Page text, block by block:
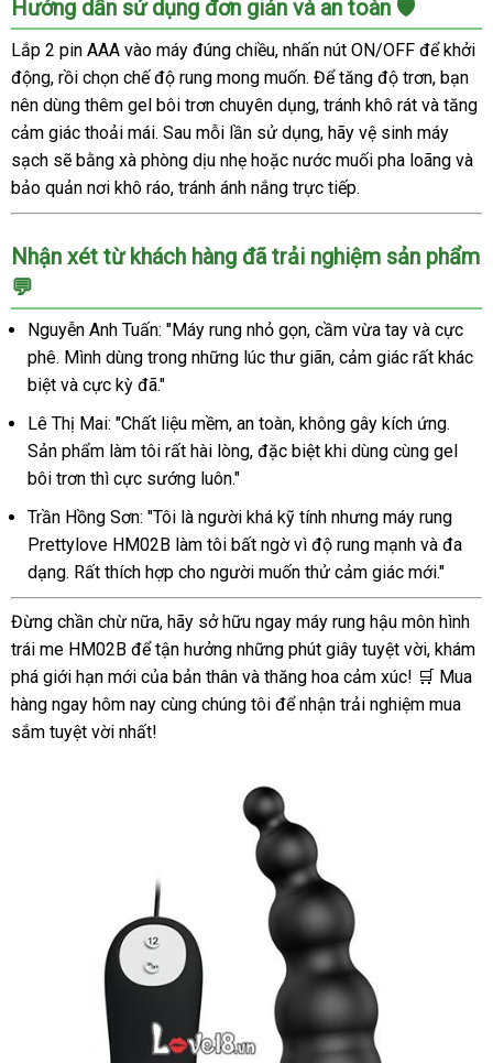
Hướng dẫn sử dụng đơn giản và an toàn 🛡️
Lắp 2 pin AAA vào máy đúng chiều, nhấn nút ON/OFF để khởi
động, rồi chọn chế độ rung mong muốn. Để tăng độ trơn, bạn
nên dùng thêm gel bôi trơn chuyên dụng, tránh khô rát và tăng
cảm giác thoải mái. Sau mỗi lần sử dụng, hãy vệ sinh máy
sạch sẽ bằng xà phòng dịu nhẹ hoặc nước muối pha loãng và
bảo quản nơi khô ráo, tránh ánh nắng trực tiếp.
Nhận xét từ khách hàng đã trải nghiệm sản phẩm
💬
Nguyễn Anh Tuấn: "Máy rung nhỏ gọn, cầm vừa tay và cực
phê. Mình dùng trong những lúc thư giãn, cảm giác rất khác
biệt và cực kỳ đã."
Lê Thị Mai: "Chất liệu mềm, an toàn, không gây kích ứng.
Sản phẩm làm tôi rất hài lòng, đặc biệt khi dùng cùng gel
bôi trơn thì cực sướng luôn."
Trần Hồng Sơn: "Tôi là người khá kỹ tính nhưng máy rung
Prettylove HM02B làm tôi bất ngờ vì độ rung mạnh và đa
dạng. Rất thích hợp cho người muốn thử cảm giác mới."
Đừng chần chừ nữa, hãy sở hữu ngay máy rung hậu môn hình
trái me HM02B để tận hưởng những phút giây tuyệt vời, khám
phá giới hạn mới của bản thân và thăng hoa cảm xúc! 🛒 Mua
hàng ngay hôm nay cùng chúng tôi để nhận trải nghiệm mua
sắm tuyệt vời nhất!